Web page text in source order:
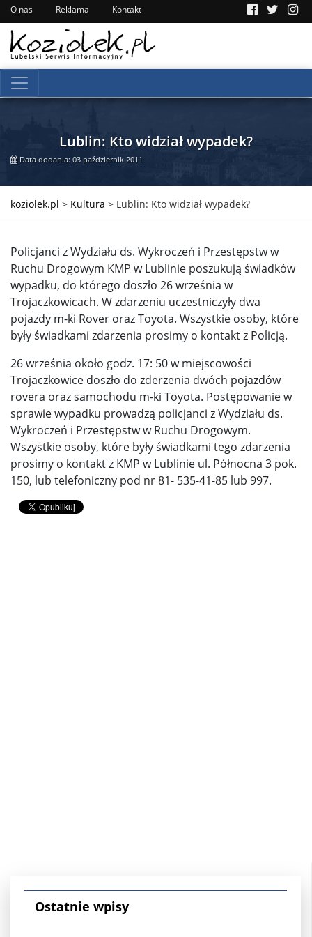
O nas Reklama Kontakt
Lublin: Kto widział wypadek?
Data dodania: 03 październik 2011
koziolek.pl > Kultura > Lublin: Kto widział wypadek?
Policjanci z Wydziału ds. Wykroczeń i Przestępstw w
Ruchu Drogowym KMP w Lublinie poszukują świadków
wypadku, do którego doszło 26 września w
Trojaczkowicach. W zdarzeniu uczestniczyły dwa
pojazdy m-ki Rover oraz Toyota. Wszystkie osoby, które
były świadkami zdarzenia prosimy o kontakt z Policją.
26 września około godz. 17: 50 w miejscowości
Trojaczkowice doszło do zderzenia dwóch pojazdów
rovera oraz samochodu m-ki Toyota. Postępowanie w
sprawie wypadku prowadzą policjanci z Wydziału ds.
Wykroczeń i Przestępstw w Ruchu Drogowym.
Wszystkie osoby, które były świadkami tego zdarzenia
prosimy o kontakt z KMP w Lublinie ul. Północna 3 pok.
150, lub telefoniczny pod nr 81- 535-41-85 lub 997.
Ostatnie wpisy